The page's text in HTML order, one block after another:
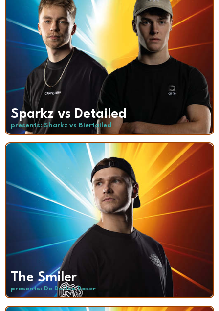
Sparkz vs Detailed
presents: Sharkz vs Biertailed
The Smiler
presents: De Duitse Dozer